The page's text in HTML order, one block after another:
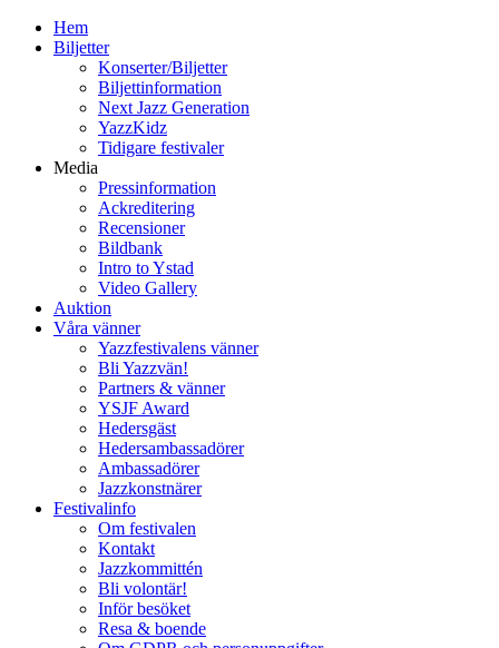
Hem
Biljetter
Konserter/Biljetter
Biljettinformation
Next Jazz Generation
YazzKidz
Tidigare festivaler
Media
Pressinformation
Ackreditering
Recensioner
Bildbank
Intro to Ystad
Video Gallery
Auktion
Våra vänner
Yazzfestivalens vänner
Bli Yazzvän!
Partners & vänner
YSJF Award
Hedersgäst
Hedersambassadörer
Ambassadörer
Jazzkonstnärer
Festivalinfo
Om festivalen
Kontakt
Jazzkommittén
Bli volontär!
Inför besöket
Resa & boende